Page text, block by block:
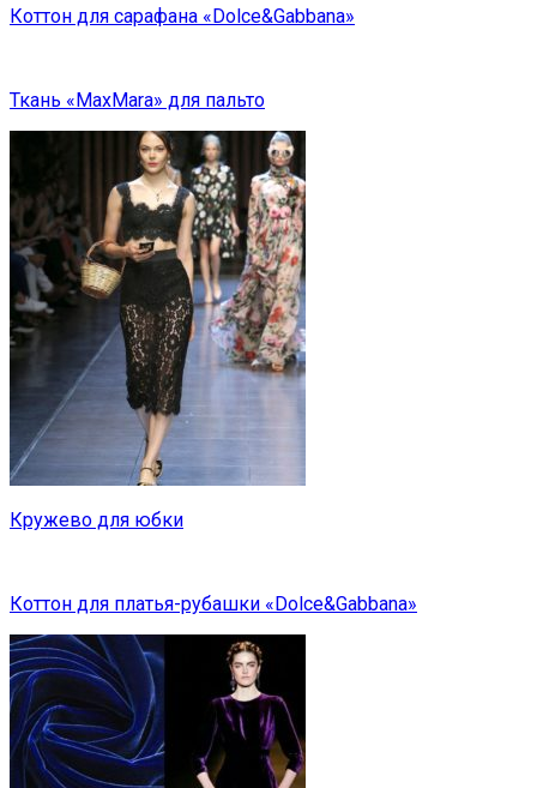
Коттон для сарафана «Dolce&Gabbana»
Ткань «MaxMara» для пальто
Кружево для юбки
Коттон для платья-рубашки «Dolce&Gabbana»